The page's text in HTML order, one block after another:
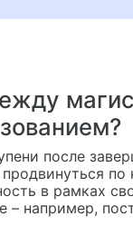
после
по
в рамках
например,